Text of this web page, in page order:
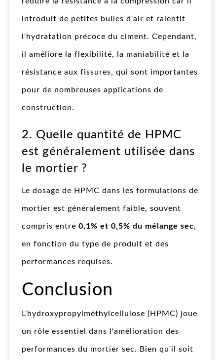
introduit de petites bulles d'air et ralentit
l'hydratation précoce du ciment. Cependant,
il améliore la flexibilité, la maniabilité et la
résistance aux fissures, qui sont importantes
pour de nombreuses applications de
construction.
2. Quelle quantité de HPMC
est généralement utilisée dans
le mortier ?
Le dosage de HPMC dans les formulations de
mortier est généralement faible, souvent
compris entre 0,1% et 0,5% du mélange sec,
en fonction du type de produit et des
performances requises.
Conclusion
L'hydroxypropylméthylcellulose (HPMC) joue
un rôle essentiel dans l'amélioration des
performances du mortier sec. Bien qu'il soit